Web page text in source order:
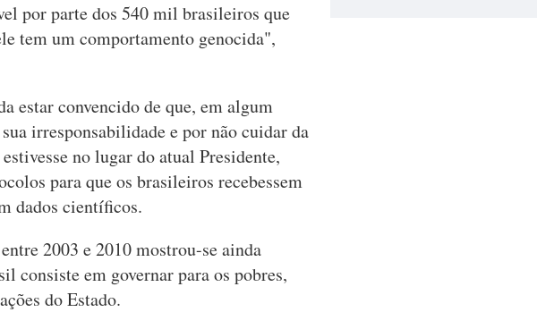
por parte dos 540 mil brasileiros que
tem um comportamento genocida",
estar convencido de que, em algum
irresponsabilidade e por não cuidar da
no lugar do atual Presidente,
para que os brasileiros recebessem
dados científicos.
2003 e 2010 mostrou-se ainda
consiste em governar para os pobres,
do Estado.